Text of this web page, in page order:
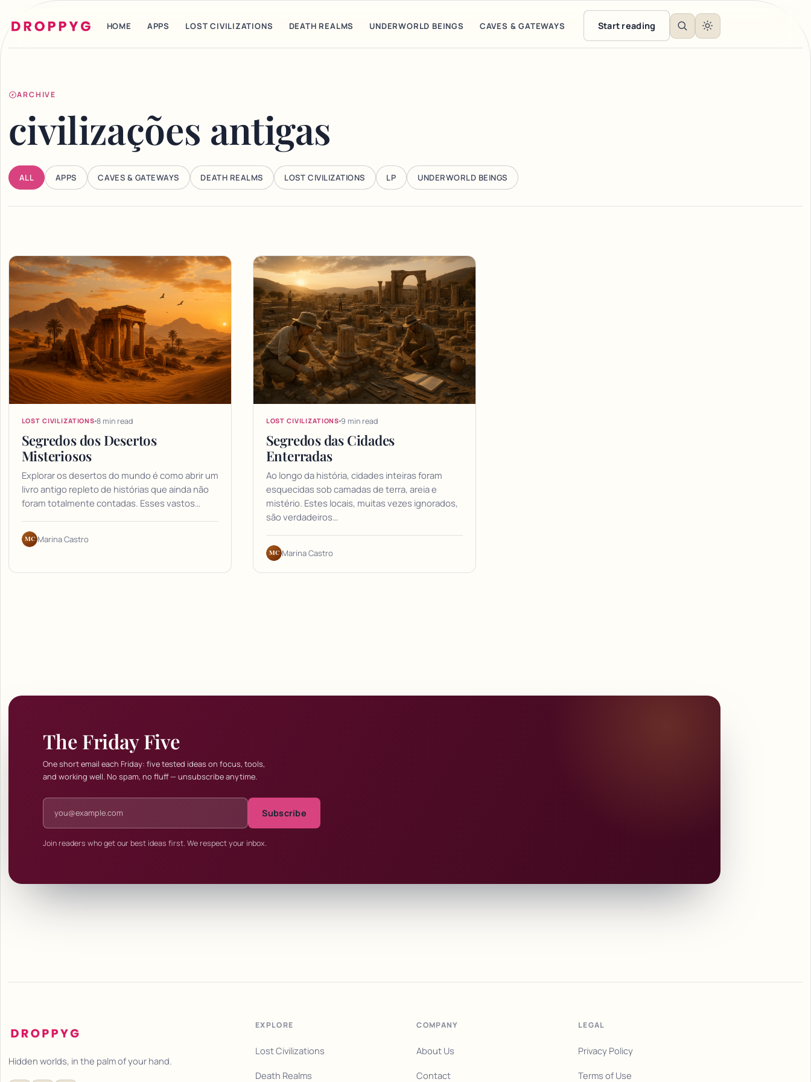
HOME APPS LOST CIVILIZATIONS DEATH REALMS UNDERWORLD BEINGS CAVES & GATEWAYS Start reading
ARCHIVE
civilizações antigas
ALL APPS CAVES & GATEWAYS DEATH REALMS LOST CIVILIZATIONS LP UNDERWORLD BEINGS
Articles
LOST CIVILIZATIONS 8 min read
Segredos dos Desertos
Misteriosos
Explorar os desertos do mundo é como abrir um
livro antigo repleto de histórias que ainda não
foram totalmente contadas. Esses vastos…
MC Marina Castro
LOST CIVILIZATIONS 9 min read
Segredos das Cidades
Enterradas
Ao longo da história, cidades inteiras foram
esquecidas sob camadas de terra, areia e
mistério. Estes locais, muitas vezes ignorados,
são verdadeiros…
MC Marina Castro
The Friday Five
One short email each Friday: five tested ideas on focus, tools,
and working well. No spam, no fluff — unsubscribe anytime.
Email address
Subscribe
Join readers who get our best ideas first. We respect your inbox.
Hidden worlds, in the palm of your hand.
EXPLORE
Lost Civilizations
Death Realms
COMPANY
About Us
Contact
LEGAL
Privacy Policy
Terms of Use